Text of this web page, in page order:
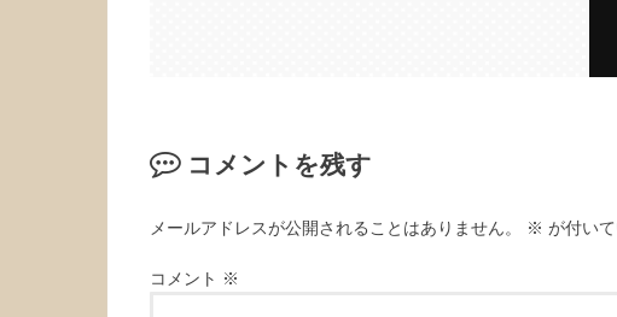
コメントを残す
メールアドレスが公開されることはありません。 ※ が付い
コメント ※